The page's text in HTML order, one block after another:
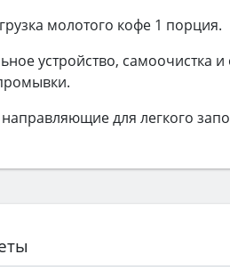
молотого кофе 1 порция.
устройство, самоочистка и
направляющие для легкого